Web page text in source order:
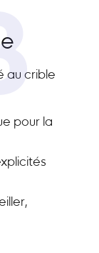
au crible
pour la